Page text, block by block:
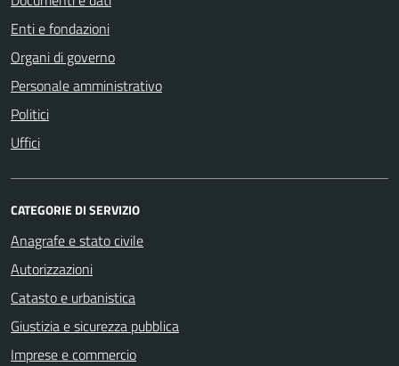
Enti e fondazioni
Organi di governo
Personale amministrativo
Politici
Uffici
CATEGORIE DI SERVIZIO
Anagrafe e stato civile
Autorizzazioni
Catasto e urbanistica
Giustizia e sicurezza pubblica
Imprese e commercio